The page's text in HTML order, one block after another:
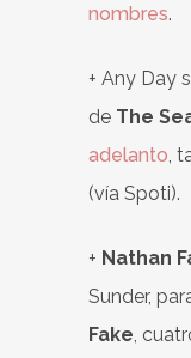
nombres.
+ Any Day
de The
adelanto,
(vía Spoti).
+ Nathan
Sunder,
Fake,